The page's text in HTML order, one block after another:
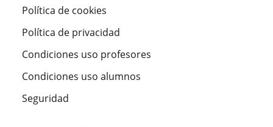
Política de cookies
Política de privacidad
Condiciones uso profesores
Condiciones uso alumnos
Seguridad